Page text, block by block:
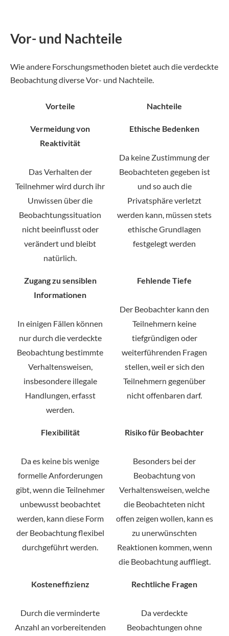
Vor- und Nachteile
Wie andere Forschungsmethoden bietet auch die verdeckte
Beobachtung diverse Vor- und Nachteile.
Vorteile Nachteile
Vermeidung von
Reaktivität
Das Verhalten der
Teilnehmer wird durch ihr
Unwissen über die
Beobachtungssituation
nicht beeinflusst oder
verändert und bleibt
natürlich.
Ethische Bedenken
Da keine Zustimmung der
Beobachteten gegeben ist
und so auch die
Privatsphäre verletzt
werden kann, müssen stets
ethische Grundlagen
festgelegt werden
Zugang zu sensiblen
Informationen
In einigen Fällen können
nur durch die verdeckte
Beobachtung bestimmte
Verhaltensweisen,
insbesondere illegale
Handlungen, erfasst
werden.
Fehlende Tiefe
Der Beobachter kann den
Teilnehmern keine
tiefgründigen oder
weiterführenden Fragen
stellen, weil er sich den
Teilnehmern gegenüber
nicht offenbaren darf.
Flexibilität
Da es keine bis wenige
formelle Anforderungen
gibt, wenn die Teilnehmer
unbewusst beobachtet
werden, kann diese Form
der Beobachtung flexibel
durchgeführt werden.
Risiko für Beobachter
Besonders bei der
Beobachtung von
Verhaltensweisen, welche
die Beobachteten nicht
offen zeigen wollen, kann es
zu unerwünschten
Reaktionen kommen, wenn
die Beobachtung auffliegt.
Kosteneffizienz
Durch die verminderte
Anzahl an vorbereitenden
Rechtliche Fragen
Da verdeckte
Beobachtungen ohne